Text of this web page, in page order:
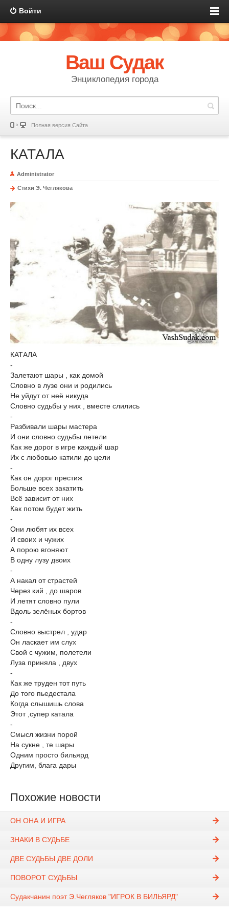
Войти
Ваш Судак
Энциклопедия города
Полная версия Сайта
КАТАЛА
Administrator
Стихи Э. Чеглякова
КАТАЛА
-
Залетают шары , как домой
Словно в лузе они и родились
Не уйдут от неё никуда
Словно судьбы у них , вместе слились
-
Разбивали шары мастера
И они словно судьбы летели
Как же дорог в игре каждый шар
Их с любовью катили до цели
-
Как он дорог престиж
Больше всех закатить
Всё зависит от них
Как потом будет жить
-
Они любят их всех
И своих и чужих
А порою вгоняют
В одну лузу двоих
-
А накал от страстей
Через кий , до шаров
И летят словно пули
Вдоль зелёных бортов
-
Словно выстрел , удар
Он ласкает им слух
Свой с чужим, полетели
Луза приняла , двух
-
Как же труден тот путь
До того пьедестала
Когда слышишь слова
Этот ,супер катала
-
Смысл жизни порой
На сукне , те шары
Одним просто бильярд
Другим, блага дары
Похожие новости
ОН ОНА И ИГРА
ЗНАКИ В СУДЬБЕ
ДВЕ СУДЬБЫ ДВЕ ДОЛИ
ПОВОРОТ СУДЬБЫ
Судакчанин поэт Э.Чегляков "ИГРОК В БИЛЬЯРД"